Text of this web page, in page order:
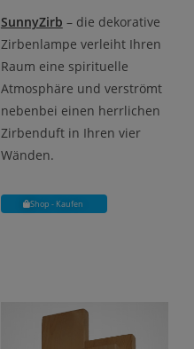
SunnyZirb – die dekorative
Zirbenlampe verleiht Ihren
Raum eine spirituelle
Atmosphäre und verströmt
nebenbei einen herrlichen
Zirbenduft in Ihren vier
Wänden.
Shop - Kaufen